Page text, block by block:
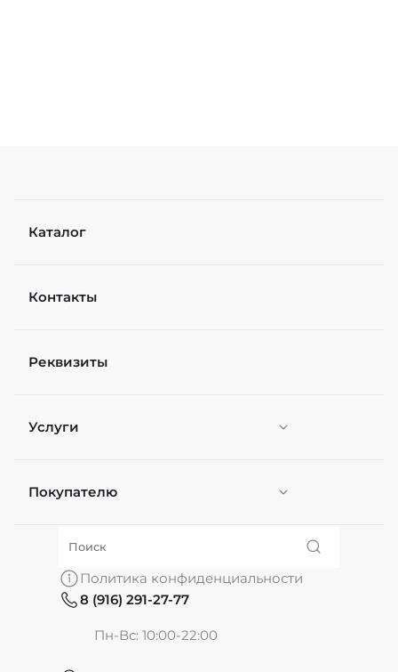
Каталог
Контакты
Реквизиты
Услуги
Персонификация
Покупателю
О нас
Политика конфиденциальности
8 (916) 291-27-77
Пн-Вс: 10:00-22:00